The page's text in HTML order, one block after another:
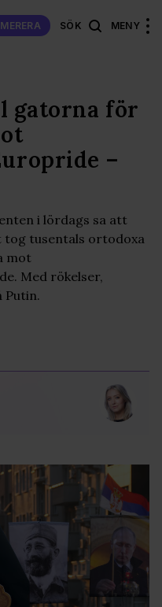
SÖK MENY
gatorna för
–
i lördags sa att
tog tusentals ortodoxa
mot
Med rökelser,
Putin.